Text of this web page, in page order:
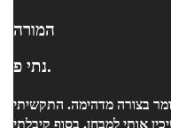
המורה
נתי פ.
בצורה מדהימה. התקשיתי
אותי למבחן. בסוף קיבלתי